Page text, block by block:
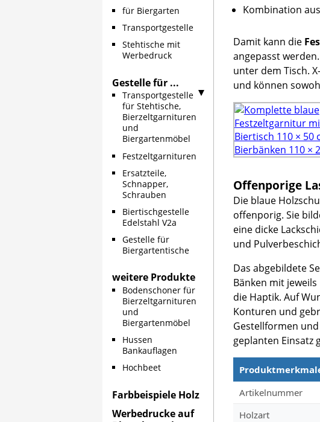
für Biergarten
Transportgestelle
Stehtische mit
Werbedruck
Gestelle für ...
Transportgestelle
für Stehtische,
Bierzeltgarnituren
und
Biergartenmöbel
Festzeltgarnituren
Ersatzteile,
Schnapper,
Schrauben
Biertischgestelle
Edelstahl V2a
Gestelle für
Biergartentische
weitere Produkte
Bodenschoner für
Bierzeltgarnituren
und
Biergartenmöbel
Hussen
Bankauflagen
Hochbeet
Farbbeispiele Holz
Werbedrucke auf
Kombination
Damit kann die
angepasst
unter dem Tisch.
und können
Offenporige
Die blaue
offenporig. Sie
eine dicke
und
Das abgebildete
Bänken mit
die Haptik. Auf
Konturen und
Gestellformen
geplanten Einsatz
Produktmerkmale
Artikelnummer
Holzart